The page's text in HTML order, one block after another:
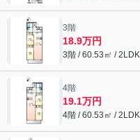
3階
18.9万円
3階 / 60.53㎡ / 2LDK
4階
19.1万円
4階 / 60.53㎡ / 2LDK